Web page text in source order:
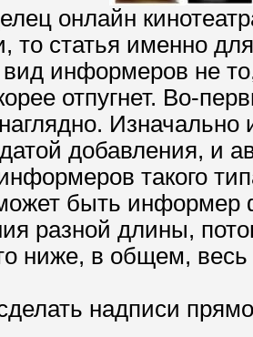
онлайн
то статья именно
информеров не
отпугнет. Во-
Изначально
добавления, и
такого
быть
разной длины,
ниже, в общем, весь
надписи